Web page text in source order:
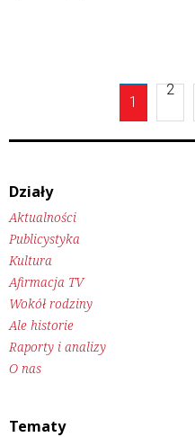
1
2
Działy
Aktualności
Publicystyka
Kultura
Afirmacja TV
Wokół rodziny
Ale historie
Raporty i analizy
O nas
Tematy